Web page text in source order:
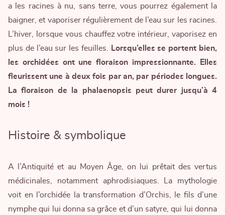
a les racines à nu, sans terre, vous pourrez également la
baigner, et vaporiser régulièrement de l’eau sur les racines.
L’hiver, lorsque vous chauffez votre intérieur, vaporisez en
plus de l’eau sur les feuilles.
Lorsqu’elles se portent bien,
les orchidées ont une floraison impressionnante. Elles
fleurissent une à deux fois par an, par périodes longues.
La floraison de la phalaenopsis peut durer jusqu’à 4
mois !
Histoire & symbolique
A l’Antiquité et au Moyen Âge, on lui prêtait des vertus
médicinales, notamment aphrodisiaques. La mythologie
voit en l’orchidée la transformation d’Orchis, le fils d’une
nymphe qui lui donna sa grâce et d’un satyre, qui lui donna